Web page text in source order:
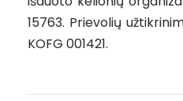
15763. Prievolių
KOFG 001421.